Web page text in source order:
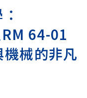
64-01
械的非凡